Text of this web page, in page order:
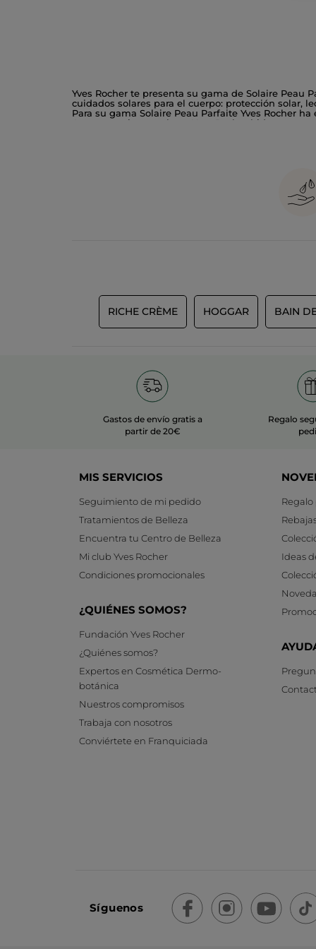
Yves Rocher te presenta su gama de Solaire Peau
cuidados solares para el cuerpo: protección solar,
Para su gama Solaire Peau Parfaite Yves Rocher
¡Las protecciones solares Yves Rocher hidratan,
RICHE CRÈME HOGGAR BAIN
Gastos de envío gratis a
partir de 20€
Regalo
MIS SERVICIOS
Seguimiento de mi pedido
Tratamientos de Belleza
Encuentra tu Centro de Belleza
Mi club Yves Rocher
Condiciones promocionales
¿QUIÉNES SOMOS?
Fundación Yves Rocher
¿Quiénes somos?
Expertos en Cosmética Dermo-
botánica
Nuestros compromisos
Trabaja con nosotros
Conviértete en Franquiciada
Ideas
Síguenos